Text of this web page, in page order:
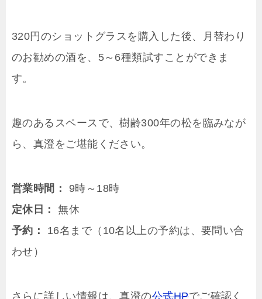
320円のショットグラスを購入した後、月替わり
のお勧めの酒を、5～6種類試すことができま
す。
趣のあるスペースで、樹齢300年の松を臨みなが
ら、真澄をご堪能ください。
営業時間：
9時～18時
定休日：
無休
予約：
16名まで（10名以上の予約は、要問い合
わせ）
さらに詳しい情報は、真澄の公式HPでご確認く